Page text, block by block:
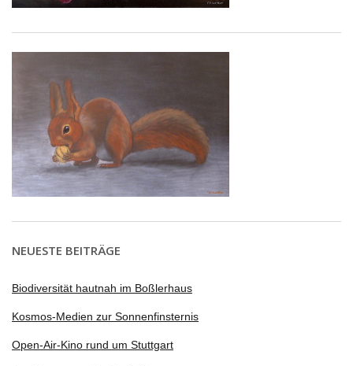
NEUESTE BEITRÄGE
Biodiversität hautnah im Boßlerhaus
Kosmos-Medien zur Sonnenfinsternis
Open-Air-Kino rund um Stuttgart